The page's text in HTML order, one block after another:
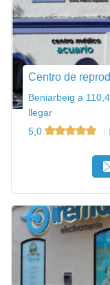
Centro de
Beniarbeig a
llegar
5,0